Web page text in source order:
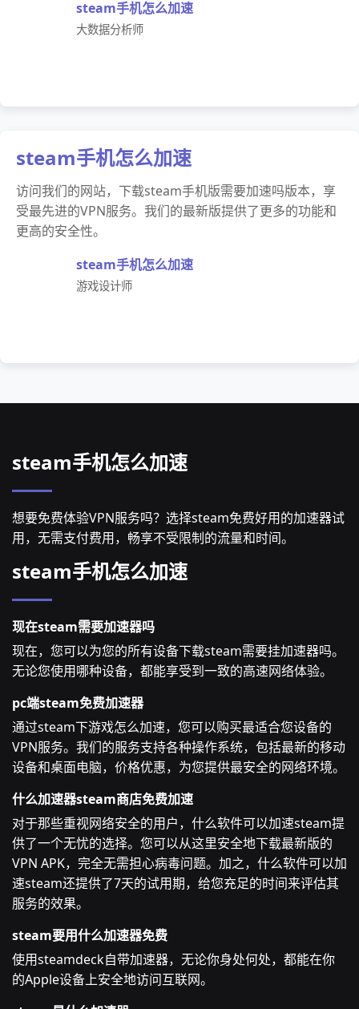
steam手机怎么加速
大数据分析师
steam手机怎么加速
访问我们的网站，下载steam手机版需要加速吗版本，享
受最先进的VPN服务。我们的最新版提供了更多的功能和
更高的安全性。
steam手机怎么加速
游戏设计师
steam手机怎么加速
想要免费体验VPN服务吗？选择steam免费好用的加速器试
用，无需支付费用，畅享不受限制的流量和时间。
steam手机怎么加速
现在steam需要加速器吗
现在，您可以为您的所有设备下载steam需要挂加速器吗。
无论您使用哪种设备，都能享受到一致的高速网络体验。
pc端steam免费加速器
通过steam下游戏怎么加速，您可以购买最适合您设备的
VPN服务。我们的服务支持各种操作系统，包括最新的移动
设备和桌面电脑，价格优惠，为您提供最安全的网络环境。
什么加速器steam商店免费加速
对于那些重视网络安全的用户，什么软件可以加速steam提
供了一个无忧的选择。您可以从这里安全地下载最新版的
VPN APK，完全无需担心病毒问题。加之，什么软件可以加
速steam还提供了7天的试用期，给您充足的时间来评估其
服务的效果。
steam要用什么加速器免费
使用steamdeck自带加速器，无论你身处何处，都能在你
的Apple设备上安全地访问互联网。